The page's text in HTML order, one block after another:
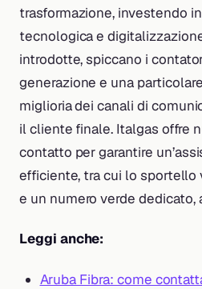
trasformazione, investendo
tecnologica e
introdotte, spiccano i
generazione e una
miglioria dei canali di
il cliente finale. Italgas offre
contatto per garantire
efficiente, tra cui lo sportello
e un numero verde dedicato,
Leggi anche:
Aruba Fibra: come